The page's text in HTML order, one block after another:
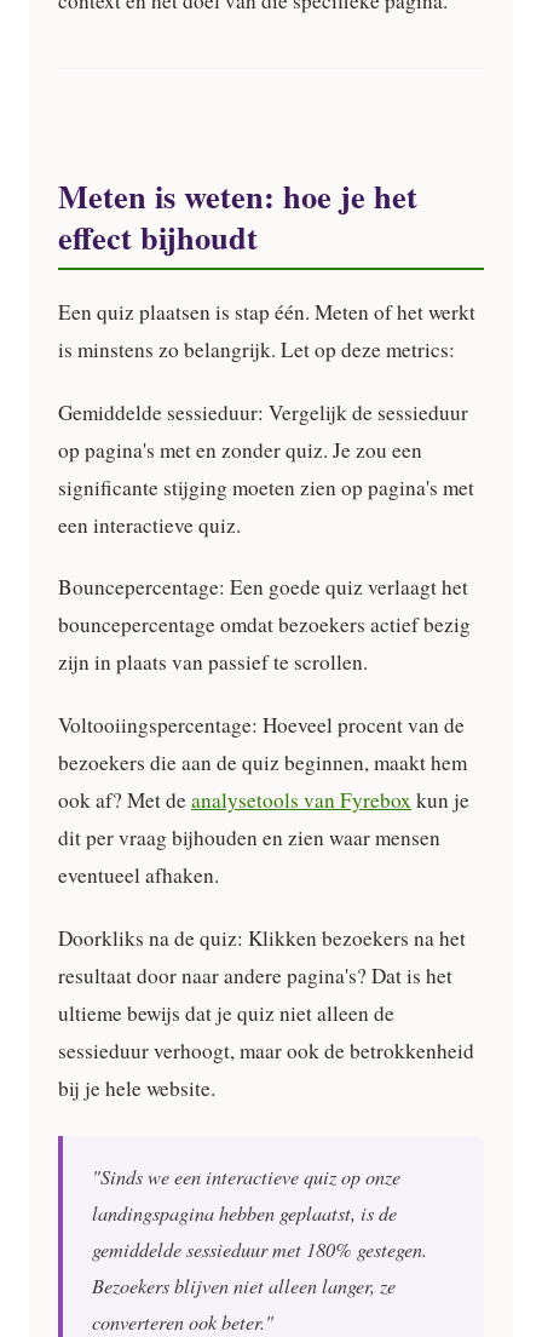
Meten is weten: hoe je het
effect bijhoudt
Een quiz plaatsen is stap één. Meten of het werkt
is minstens zo belangrijk. Let op deze metrics:
Gemiddelde sessieduur: Vergelijk de sessieduur
op pagina's met en zonder quiz. Je zou een
significante stijging moeten zien op pagina's met
een interactieve quiz.
Bouncepercentage: Een goede quiz verlaagt het
bouncepercentage omdat bezoekers actief bezig
zijn in plaats van passief te scrollen.
Voltooiingspercentage: Hoeveel procent van de
bezoekers die aan de quiz beginnen, maakt hem
ook af? Met deanalysetools van Fyrebox kun je
dit per vraag bijhouden en zien waar mensen
eventueel afhaken.
Doorkliks na de quiz: Klikken bezoekers na het
resultaat door naar andere pagina's? Dat is het
ultieme bewijs dat je quiz niet alleen de
sessieduur verhoogt, maar ook de betrokkenheid
bij je hele website.
"Sinds we een interactieve quiz op onze
landingspagina hebben geplaatst, is de
gemiddelde sessieduur met 180% gestegen.
Bezoekers blijven niet alleen langer, ze
converteren ook beter."